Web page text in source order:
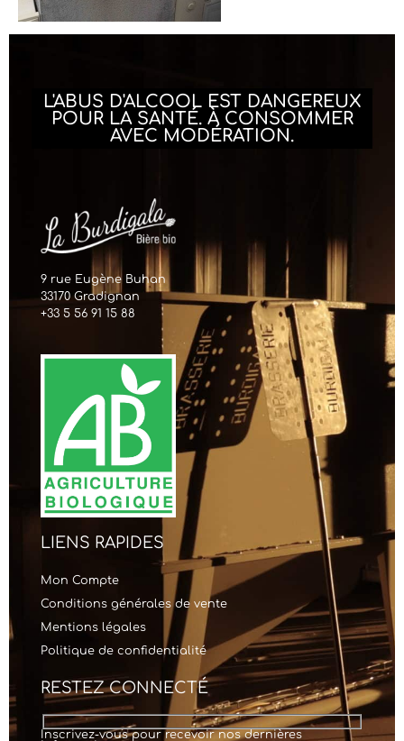
L'ABUS D'ALCOOL EST DANGEREUX
POUR LA SANTÉ. À CONSOMMER
AVEC MODÉRATION.
9 rue Eugène Buhan
33170 Gradignan
+33 5 56 91 15 88
LIENS RAPIDES
Mon Compte
Conditions générales de vente
Mentions légales
Politique de confidentialité
RESTEZ CONNECTÉ
Inscrivez-vous pour recevoir nos dernières